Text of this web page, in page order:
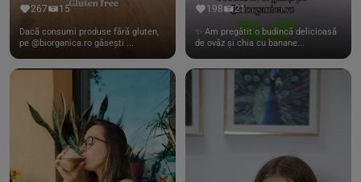
267 15
Dacă consumi produse fără gluten,
pe @biorganica.ro găsești ...
198 21
✨ Am pregătit o budincă delicioasă
de ovăz și chia cu banane...